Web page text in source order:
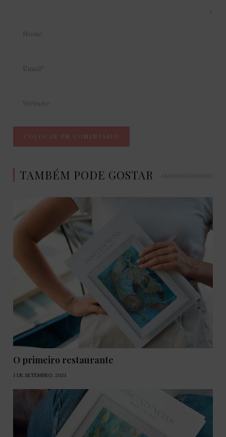
TAMBÉM PODE GOSTAR
O primeiro restaurante
1 DE SETEMBRO, 2021